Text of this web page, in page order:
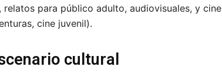
para público adulto, audiovisuales, y cine
cine juvenil).
cultural